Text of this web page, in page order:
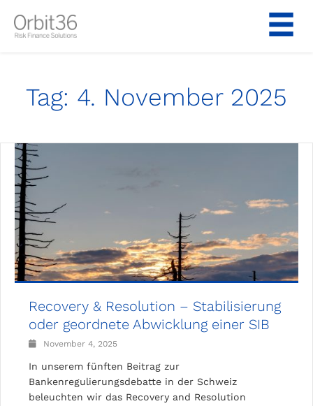
Inhalt
Tag: 4. November 2025
Recovery & Resolution – Stabilisierung
oder geordnete Abwicklung einer SIB
November 4, 2025
In unserem fünften Beitrag zur
Bankenregulierungsdebatte in der Schweiz
beleuchten wir das Recovery and Resolution